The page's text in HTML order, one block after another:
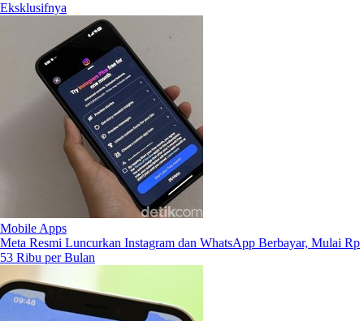
Eksklusifnya
Mobile Apps
Meta Resmi Luncurkan Instagram dan WhatsApp Berbayar, Mulai Rp
53 Ribu per Bulan